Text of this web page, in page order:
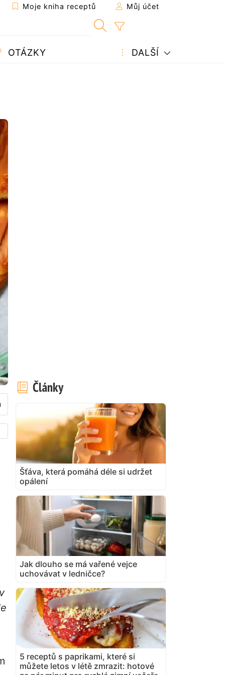
Moje kniha receptů Můj účet
OTÁZKY DALŠÍ
Články
Šťáva, která pomáhá déle si udržet
opálení
Jak dlouho se má vařené vejce
uchovávat v ledničce?
5 receptů s paprikami, které si
můžete letos v létě zmrazit: hotové